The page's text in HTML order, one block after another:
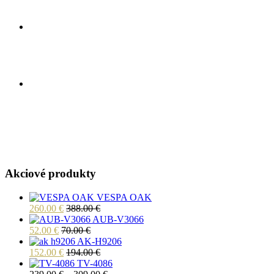
Akciové produkty
VESPA OAK
260.00 € 388.00€
AUB-V3066
52.00 € 70.00€
AK-H9206
152.00 € 194.00€
TV-4086